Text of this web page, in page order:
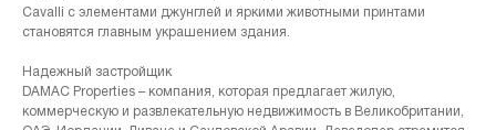
Cavalli с элементами джунглей и яркими животными принтами
становятся главным украшением здания.
Надежный застройщик
DAMAC Properties – компания, которая предлагает жилую,
коммерческую и развлекательную недвижимость в Великобритании,